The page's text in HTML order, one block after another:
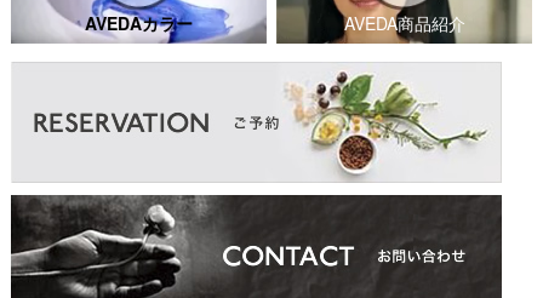
AVEDAカラー AVEDA商品紹介